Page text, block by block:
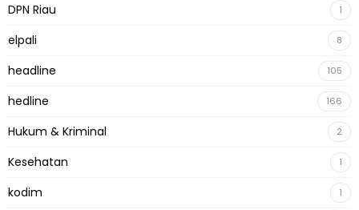
DPN Riau 1
elpali 8
headline 105
hedline 166
Hukum & Kriminal 2
Kesehatan 1
kodim 1